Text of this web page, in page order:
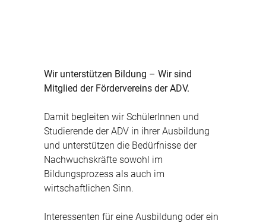
Wir unterstützen Bildung – Wir sind
Mitglied der Fördervereins der ADV.
Damit begleiten wir SchülerInnen und
Studierende der ADV in ihrer Ausbildung
und unterstützen die Bedürfnisse der
Nachwuchskräfte sowohl im
Bildungsprozess als auch im
wirtschaftlichen Sinn.
Interessenten für eine Ausbildung oder ein